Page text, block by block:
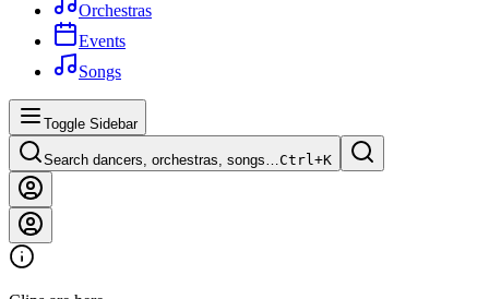
Orchestras
Events
Songs
Toggle Sidebar
Search dancers, orchestras, songs…Ctrl+K